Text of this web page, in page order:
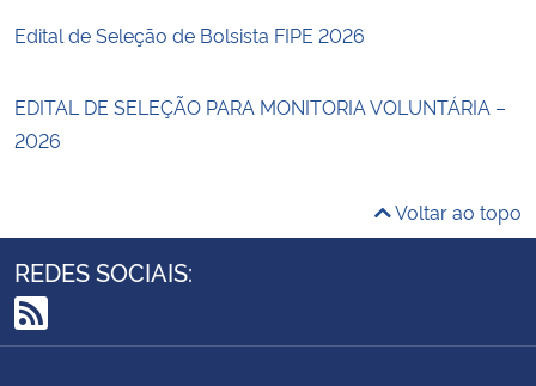
Edital de Seleção de Bolsista FIPE 2026
EDITAL DE SELEÇÃO PARA MONITORIA VOLUNTÁRIA –
2026
Voltar ao topo
REDES SOCIAIS:
RSS